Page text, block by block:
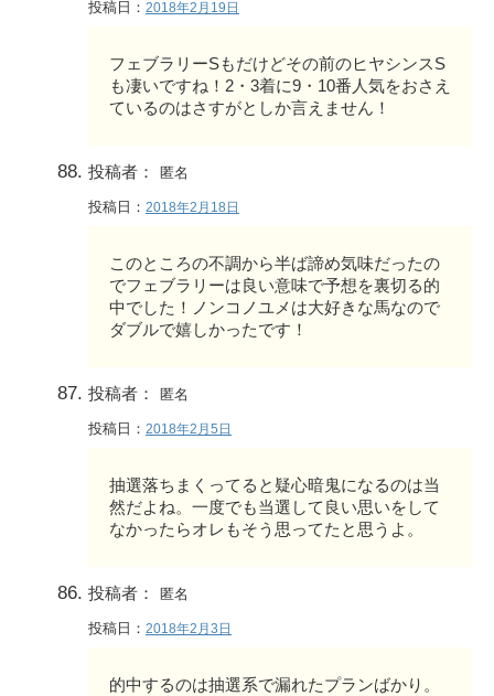
投稿日： 2018年2月19日
フェブラリーSもだけどその前のヒヤシンスS
も凄いですね！2・3着に9・10番人気をおさえ
ているのはさすがとしか言えません！
投稿者： 匿名
投稿日： 2018年2月18日
このところの不調から半ば諦め気味だったの
でフェブラリーは良い意味で予想を裏切る的
中でした！ノンコノユメは大好きな馬なので
ダブルで嬉しかったです！
投稿者： 匿名
投稿日： 2018年2月5日
抽選落ちまくってると疑心暗鬼になるのは当
然だよね。一度でも当選して良い思いをして
なかったらオレもそう思ってたと思うよ。
投稿者： 匿名
投稿日： 2018年2月3日
的中するのは抽選系で漏れたプランばかり。